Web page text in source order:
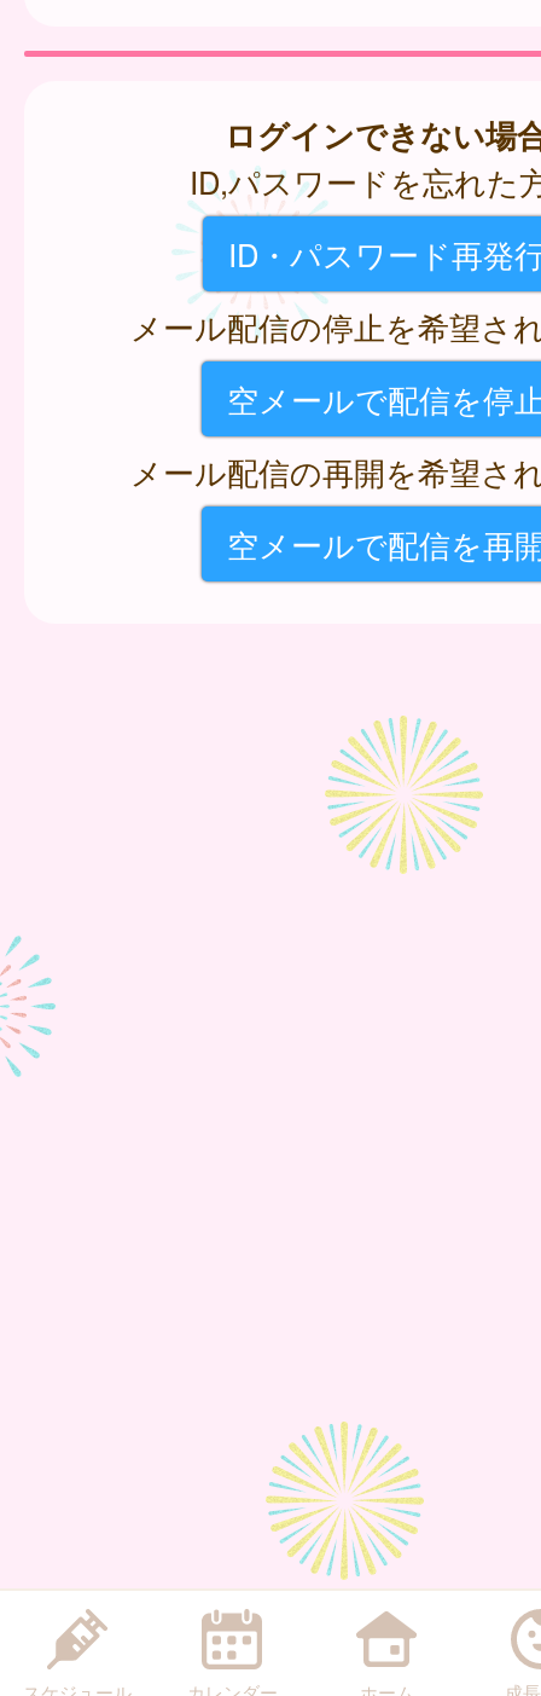
ログインできない場
ID,パスワードを忘れた
ID・パスワード再発
メール配信の停止を希望さ
空メールで配信を停
メール配信の再開を希望さ
空メールで配信を再